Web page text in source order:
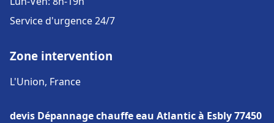
Service d'urgence 24/7
Zone intervention
L'Union, France
devis Dépannage chauffe eau Atlantic à Esbly 77450